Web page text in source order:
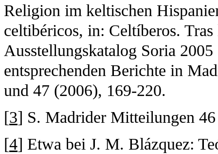
Religion im keltischen
celtibéricos, in: Celtíberos.
Ausstellungskatalog Soria
entsprechenden Berichte in
und 47 (2006), 169-220.
[3] S. Madrider Mitteilungen
[4] Etwa bei J. M. Blázquez: